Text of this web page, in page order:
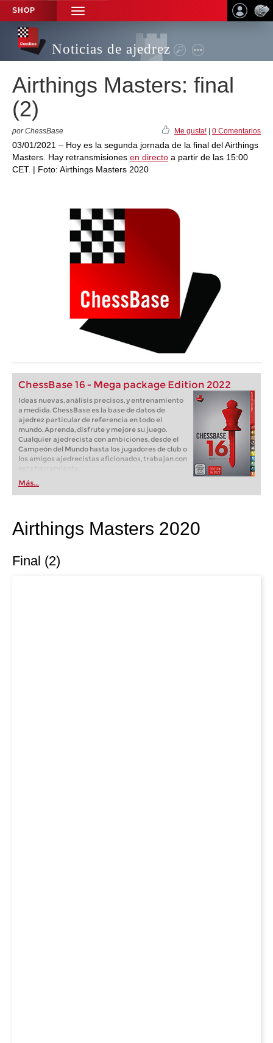
SHOP
TOGGLE
NAVIGATION
Noticias de ajedrez
Airthings Masters: final
(2)
por ChessBase Me gusta! 0 Comentarios
03/01/2021 – Hoy es la segunda jornada de la final del Airthings
Masters. Hay retransmisiones en directo a partir de las 15:00
CET. | Foto: Airthings Masters 2020
ChessBase 16 - Mega package Edition 2022
Ideas nuevas, análisis precisos, y entrenamiento
a medida. ChessBase es la base de datos de
ajedrez particular de referencia en todo el
mundo. Aprenda, disfrute y mejore su juego.
Cualquier ajedrecista con ambiciones, desde el
Campeón del Mundo hasta los jugadores de club o
los amigos ajedrecistas aficionados, trabajan con
Más...
Airthings Masters 2020
Final (2)